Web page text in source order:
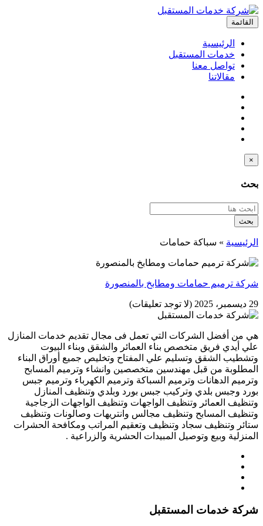
القائمة
الرئيسية
خدمات المستقبل
تواصل معنا
مقالاتنا
×
بحث
بحث
الرئيسية » سباكة حمامات
شركة ترميم حمامات ومطابخ بالمنصورة
29 ديسمبر، 2025 (لا توجد تعليقات)
هي من أفضل الشركات التي تعمل فى مجال تقديم خدمات المنازل
علي أيدي فريق متخصص بناء العمائر والشقق وبناء البيوت
وتشطيب الشقق وتسليم علي المفتاح وتخليص جميع أوراق البناء
المطلوبة من قبل مهندسين متخصصين وانشاء وترميم المسابح
وترميم الدهانات وترميم السباكة وترميم الكهرباء وترميم جبس
بورد وجبس بلدي وتركيب جبس بورد وبلدي وتنظيف المنازل
وتنظيف العمائر وتنظيف الواجهات وتنظيف الواجهات الزجاجية
وتنظيف المسابح وتنظيف مجالس وانتريهات وصالونات وتنظيف
ستائر وتنظيف سجاد وتنظيف وتعقيم المراتب ومكافحة الحشرات
المنزلية وبيع وتوصيل المبيدات الحشرية والزراعية .
شركة خدمات المستقبل